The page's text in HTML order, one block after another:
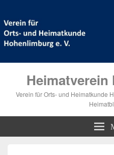
Verein für Orts- und Heimatkunde